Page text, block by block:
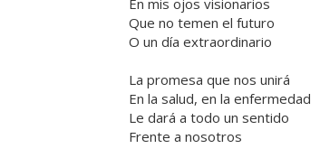
En mis ojos visionarios
Que no temen el futuro
O un día extraordinario
La promesa que nos unirá
En la salud, en la enfermedad
Le dará a todo un sentido
Frente a nosotros